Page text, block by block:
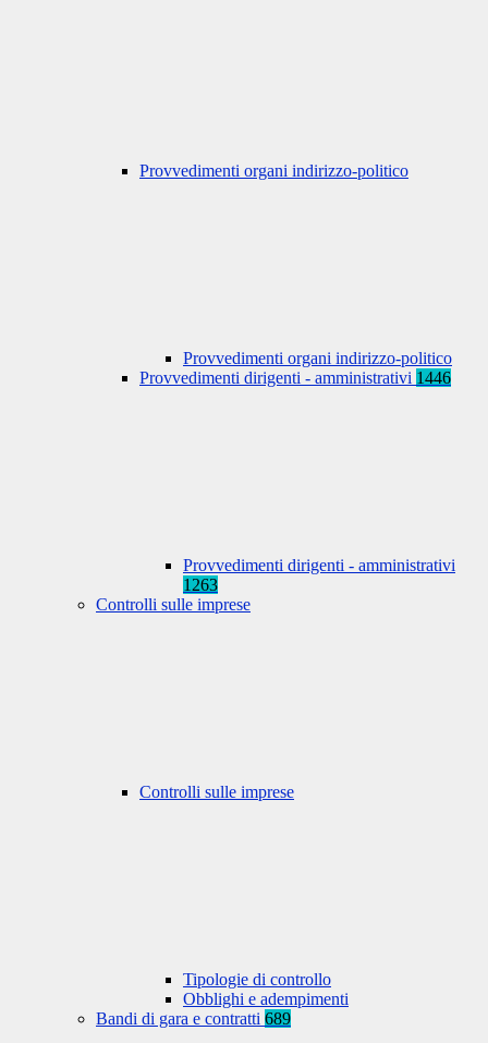
Provvedimenti organi indirizzo-politico
Provvedimenti organi indirizzo-politico
Provvedimenti dirigenti - amministrativi 1446
Provvedimenti dirigenti - amministrativi
1263
Controlli sulle imprese
Controlli sulle imprese
Tipologie di controllo
Obblighi e adempimenti
Bandi di gara e contratti 689